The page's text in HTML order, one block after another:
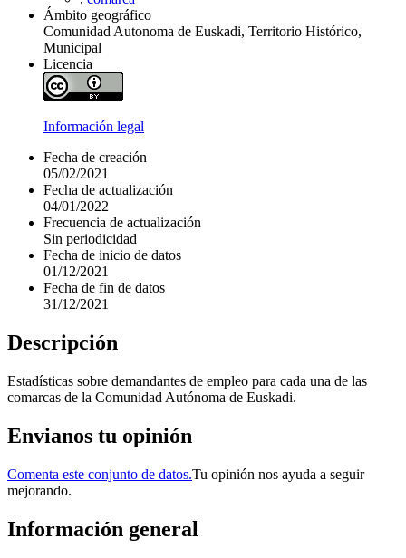
Ámbito geográfico
Comunidad Autonoma de Euskadi, Territorio Histórico,
Municipal
Licencia
Información legal
Fecha de creación
05/02/2021
Fecha de actualización
04/01/2022
Frecuencia de actualización
Sin periodicidad
Fecha de inicio de datos
01/12/2021
Fecha de fin de datos
31/12/2021
Descripción
Estadísticas sobre demandantes de empleo para cada una de las
comarcas de la Comunidad Autónoma de Euskadi.
Envianos tu opinión
Comenta este conjunto de datos.Tu opinión nos ayuda a seguir
mejorando.
Información general